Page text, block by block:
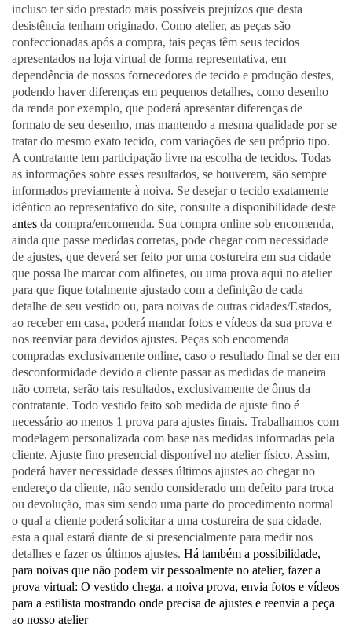
incluso ter sido prestado mais possíveis prejuízos que desta
desistência tenham originado. Como atelier, as peças são
confeccionadas após a compra, tais peças têm seus tecidos
apresentados na loja virtual de forma representativa, em
dependência de nossos fornecedores de tecido e produção destes,
podendo haver diferenças em pequenos detalhes, como desenho
da renda por exemplo, que poderá apresentar diferenças de
formato de seu desenho, mas mantendo a mesma qualidade por se
tratar do mesmo exato tecido, com variações de seu próprio tipo.
A contratante tem participação livre na escolha de tecidos. Todas
as informações sobre esses resultados, se houverem, são sempre
informados previamente à noiva. Se desejar o tecido exatamente
idêntico ao representativo do site, consulte a disponibilidade deste
antes da compra/encomenda. Sua compra online sob encomenda,
ainda que passe medidas corretas, pode chegar com necessidade
de ajustes, que deverá ser feito por uma costureira em sua cidade
que possa lhe marcar com alfinetes, ou uma prova aqui no atelier
para que fique totalmente ajustado com a definição de cada
detalhe de seu vestido ou, para noivas de outras cidades/Estados,
ao receber em casa, poderá mandar fotos e vídeos da sua prova e
nos reenviar para devidos ajustes. Peças sob encomenda
compradas exclusivamente online, caso o resultado final se der em
desconformidade devido a cliente passar as medidas de maneira
não correta, serão tais resultados, exclusivamente de ônus da
contratante. Todo vestido feito sob medida de ajuste fino é
necessário ao menos 1 prova para ajustes finais. Trabalhamos com
modelagem personalizada com base nas medidas informadas pela
cliente. Ajuste fino presencial disponível no atelier físico. Assim,
poderá haver necessidade desses últimos ajustes ao chegar no
endereço da cliente, não sendo considerado um defeito para troca
ou devolução, mas sim sendo uma parte do procedimento normal
o qual a cliente poderá solicitar a uma costureira de sua cidade,
esta a qual estará diante de si presencialmente para medir nos
detalhes e fazer os últimos ajustes. Há também a possibilidade,
para noivas que não podem vir pessoalmente no atelier, fazer a
prova virtual: O vestido chega, a noiva prova, envia fotos e vídeos
para a estilista mostrando onde precisa de ajustes e reenvia a peça
ao nosso atelier